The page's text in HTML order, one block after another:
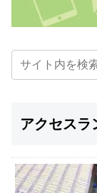
アクセスラ